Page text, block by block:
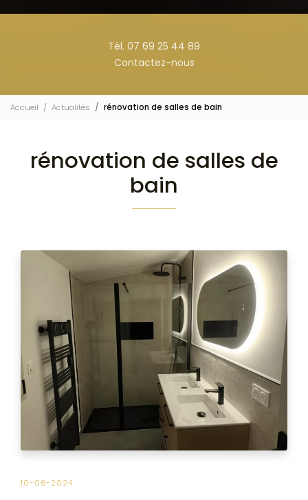
Tél. 07 69 25 44 89
Contactez-nous
Accueil Actualités rénovation de salles de bain
rénovation de salles de
bain
10-06-2024